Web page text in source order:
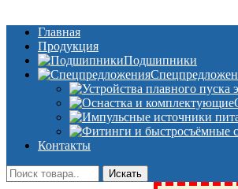
Главная
Продукция
Подшипники
Контакты